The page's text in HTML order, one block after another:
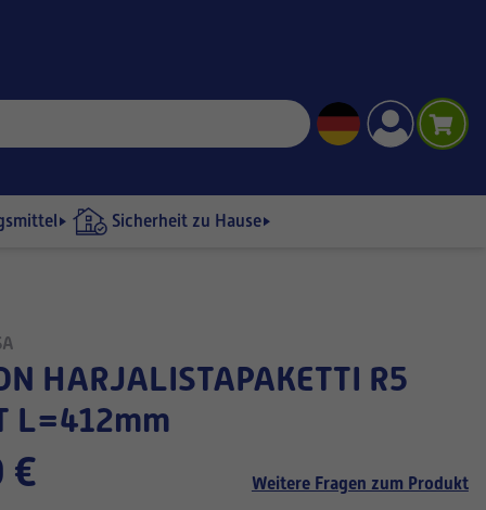
Sicherheit zu Hause
L=412mm
€ Weitere Fragen zum Produkt